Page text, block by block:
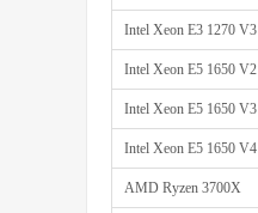
Intel Xeon E3 1270 V3
Intel Xeon E5 1650 V2
Intel Xeon E5 1650 V3
Intel Xeon E5 1650 V4
AMD Ryzen 3700X